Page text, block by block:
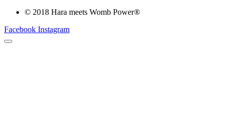
© 2018 Hara meets Womb Power®
Facebook Instagram